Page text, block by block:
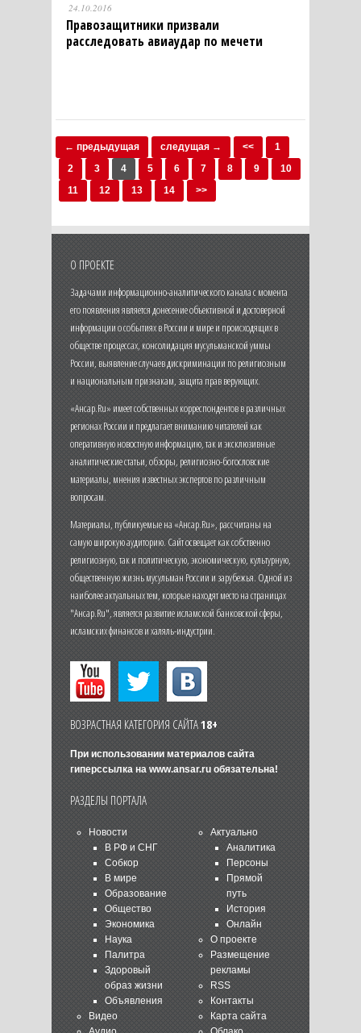
24.10.2016
Правозащитники призвали
расследовать авиаудар по мечети
← предыдущая следущая → <<
1
2
3 4 5 6 7 8 9
10
11
12 13 14 >>
О ПРОЕКТЕ
Задачами информационно-аналитического канала с момента
его появления является донесение объективной и достоверной
информации о событиях в России и мире и происходящих в
обществе процессах, консолидация мусульманской уммы
России, выявление случаев дискриминации по религиозным
и национальным признакам, защита прав верующих.
«Ансар.Ru» имеет собственных корреспондентов в различных
регионах России и предлагает вниманию читателей как
оперативную новостную информацию, так и эксклюзивные
аналитические статьи, обзоры, религиозно-богословские
материалы, мнения известных экспертов по различным
вопросам.
Материалы, публикуемые на «Ансар.Ru», рассчитаны на
самую широкую аудиторию. Сайт освещает как собственно
религиозную, так и политическую, экономическую, культурную,
общественную жизнь мусульман России и зарубежья. Одной из
наиболее актуальных тем, которые находят место на страницах
"Ансар.Ru", является развитие исламской банковской сферы,
исламских финансов и халяль-индустрии.
ВОЗРАСТНАЯ КАТЕГОРИЯ САЙТА18+
При использовании материалов сайта
гиперссылка на www.ansar.ruобязательна!
РАЗДЕЛЫ ПОРТАЛА
Новости
В РФ и СНГ
Собкор
В мире
Образование
Общество
Экономика
Наука
Палитра
Здоровый
образ жизни
Объявления
Видео
Актуально
Аналитика
Персоны
Прямой
путь
История
Онлайн
О проекте
Размещение
рекламы
RSS
Контакты
Карта сайта